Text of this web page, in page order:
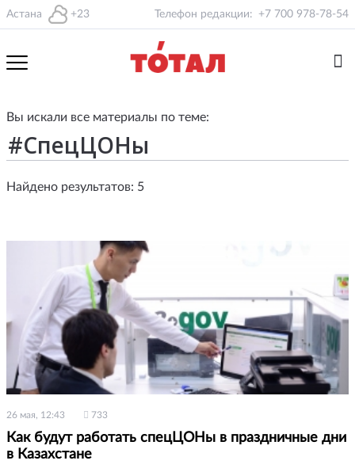
Астана +23 Телефон редакции: +7 700 978-78-54
Вы искали все материалы по теме:
Найдено результатов: 5
26 мая, 12:43 733
Как будут работать спецЦОНы в праздничные дни
в Казахстане